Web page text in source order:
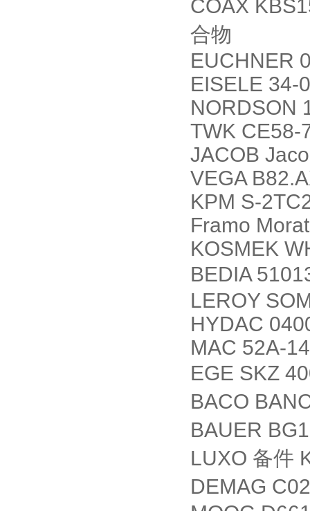
COAX
合物
EUCHNER
EISELE 34-
NORDSON
TWK CE58-
JACOB
VEGA
KPM S-
Framo
KOSMEK
BEDIA
LEROY
HYDAC
MAC 52A-
EGE SKZ
BACO
BAUER
LUXO 备件
DEMAG